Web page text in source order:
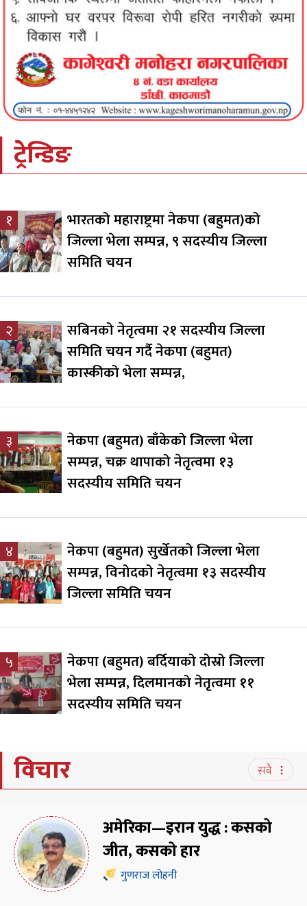
ट्रेन्डिङ
१
भारतको महाराष्ट्रमा नेकपा (बहुमत)को
जिल्ला भेला सम्पन्न, ९ सदस्यीय जिल्ला
समिति चयन
२
सबिनको नेतृत्वमा २१ सदस्यीय जिल्ला
समिति चयन गर्दै नेकपा (बहुमत)
कास्कीको भेला सम्पन्न,
३
नेकपा (बहुमत) बाँकेको जिल्ला भेला
सम्पन्न, चक्र थापाको नेतृत्वमा १३
सदस्यीय समिति चयन
४
नेकपा (बहुमत) सुर्खेतको जिल्ला भेला
सम्पन्न, विनोदको नेतृत्वमा १३ सदस्यीय
जिल्ला समिति चयन
५
नेकपा (बहुमत) बर्दियाको दोस्रो जिल्ला
भेला सम्पन्न, दिलमानको नेतृत्वमा ११
सदस्यीय समिति चयन
विचार सबै
अमेरिका—इरान युद्ध : कसको
जीत, कसको हार
गुणराज लोहनी